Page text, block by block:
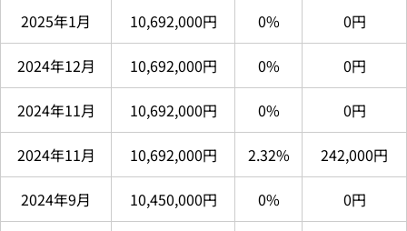
2025年1月 10,692,000円 0% 0円
2024年12月 10,692,000円 0% 0円
2024年11月 10,692,000円 0% 0円
2024年11月 10,692,000円 2.32% 242,000円
2024年9月 10,450,000円 0% 0円